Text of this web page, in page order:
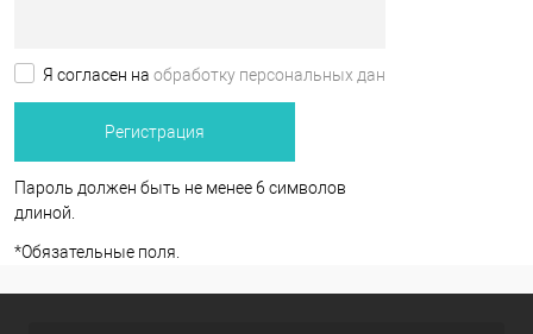
Я согласен на обработку персональных данных.
Пароль должен быть не менее 6 символов
длиной.
*Обязательные поля.